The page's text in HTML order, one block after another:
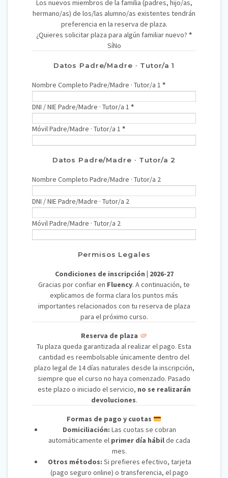
Los nuevos miembros de la familia (padres, hijo/as,
hermano/as) de los/las alumno/as existentes tendrán
preferencia en la reserva de plaza.
¿Quieres solicitar plaza para algún familiar nuevo? *
SíNo
Datos Padre/Madre · Tutor/a 1
Nombre Completo Padre/Madre · Tutor/a 1 *
DNI / NIE Padre/Madre · Tutor/a 1 *
Móvil Padre/Madre · Tutor/a 1 *
Datos Padre/Madre · Tutor/a 2
Nombre Completo Padre/Madre · Tutor/a 2
DNI / NIE Padre/Madre · Tutor/a 2
Móvil Padre/Madre · Tutor/a 2
Permisos Legales
Condiciones de inscripción | 2026-27
Gracias por confiar en Fluency. A continuación, te
explicamos de forma clara los puntos más
importantes relacionados con tu reserva de plaza
para el próximo curso.
Reserva de plaza
Tu plaza queda garantizada al realizar el pago. Esta
cantidad es reembolsable únicamente dentro del
plazo legal de 14 días naturales desde la inscripción,
siempre que el curso no haya comenzado. Pasado
este plazo o iniciado el servicio, no se realizarán
devoluciones.
Formas de pago y cuotas
Domiciliación: Las cuotas se cobran
automáticamente el primer día hábilde cada
mes.
Otros métodos: Si prefieres efectivo, tarjeta
(pago seguro online) o transferencia, el pago